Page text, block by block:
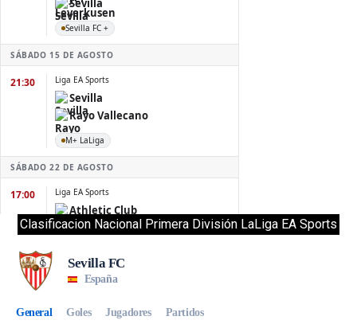
Clasificacion Nacional Primera División LaLiga EA Sports